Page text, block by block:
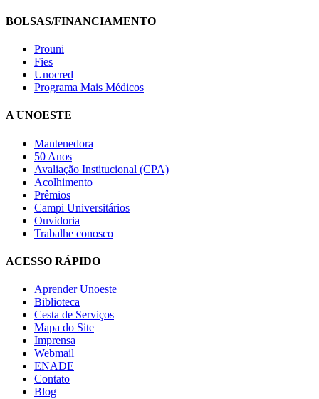
BOLSAS/FINANCIAMENTO
Prouni
Fies
Unocred
Programa Mais Médicos
A UNOESTE
Mantenedora
50 Anos
Avaliação Institucional (CPA)
Acolhimento
Prêmios
Campi Universitários
Ouvidoria
Trabalhe conosco
ACESSO RÁPIDO
Aprender Unoeste
Biblioteca
Cesta de Serviços
Mapa do Site
Imprensa
Webmail
ENADE
Contato
Blog